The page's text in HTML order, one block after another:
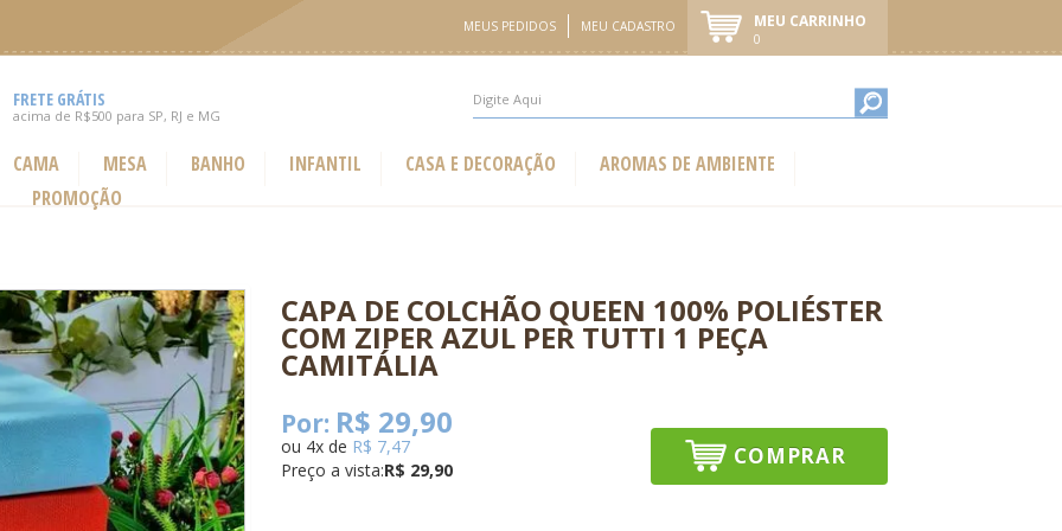
MEUS PEDIDOS MEU CADASTRO MEU CARRINHO
0
FRETE GRÁTIS
acima de R$500 para SP, RJ e MG
CAMA MESA BANHO INFANTIL CASA E DECORAÇÃO
AROMAS DE AMBIENTE
PROMOÇÃO
CAPA DE COLCHÃO QUEEN 100% POLIÉSTER
COM ZIPER AZUL PER TUTTI 1 PEÇA
CAMITÁLIA
Por: R$ 29,90
ou 4x de R$ 7,47
Preço a vista:R$ 29,90
COMPRAR